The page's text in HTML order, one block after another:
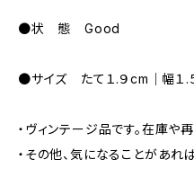
●状 態 Good
●サイズ たて１.９cm｜幅１.
・ヴィンテージ品です。在庫や
・その他、気になることがあれ